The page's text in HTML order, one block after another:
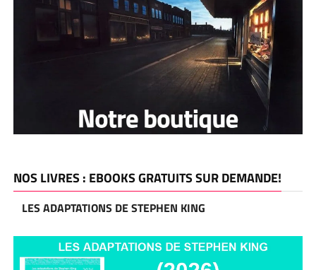
NOS LIVRES : EBOOKS GRATUITS SUR DEMANDE!
LES ADAPTATIONS DE STEPHEN KING